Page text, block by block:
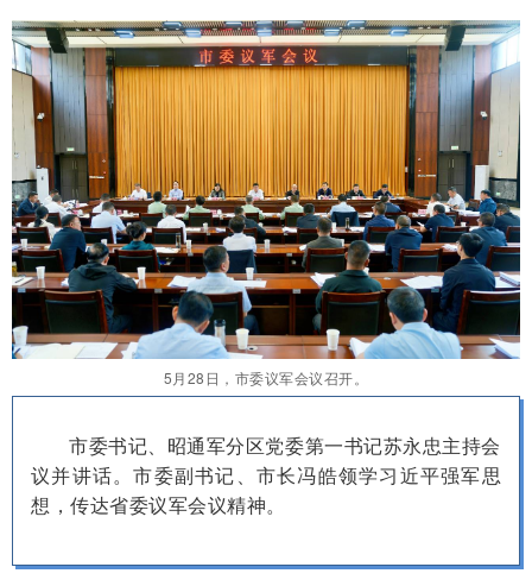
5月28日，市委议军会议召开。
市委书记、昭通军分区党委第一书记苏永忠主持会
议并讲话。市委副书记、市长冯皓领学习近平强军思
想，传达省委议军会议精神。